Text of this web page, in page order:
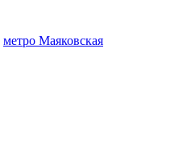
метро Маяковская